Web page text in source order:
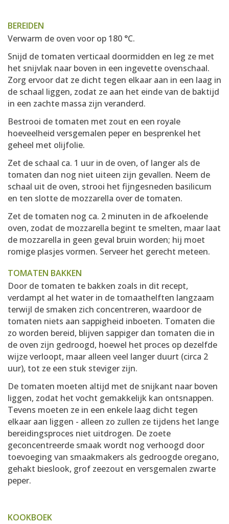
BEREIDEN
Verwarm de oven voor op 180 °C.
Snijd de tomaten verticaal doormidden en leg ze met
het snijvlak naar boven in een ingevette ovenschaal.
Zorg ervoor dat ze dicht tegen elkaar aan in een laag in
de schaal liggen, zodat ze aan het einde van de baktijd
in een zachte massa zijn veranderd.
Bestrooi de tomaten met zout en een royale
hoeveelheid versgemalen peper en besprenkel het
geheel met olijfolie.
Zet de schaal ca. 1 uur in de oven, of langer als de
tomaten dan nog niet uiteen zijn gevallen. Neem de
schaal uit de oven, strooi het fijngesneden basilicum
en ten slotte de mozzarella over de tomaten.
Zet de tomaten nog ca. 2 minuten in de afkoelende
oven, zodat de mozzarella begint te smelten, maar laat
de mozzarella in geen geval bruin worden; hij moet
romige plasjes vormen. Serveer het gerecht meteen.
TOMATEN BAKKEN
Door de tomaten te bakken zoals in dit recept,
verdampt al het water in de tomaathelften langzaam
terwijl de smaken zich concentreren, waardoor de
tomaten niets aan sappigheid inboeten. Tomaten die
zo worden bereid, blijven sappiger dan tomaten die in
de oven zijn gedroogd, hoewel het proces op dezelfde
wijze verloopt, maar alleen veel langer duurt (circa 2
uur), tot ze een stuk steviger zijn.
De tomaten moeten altijd met de snijkant naar boven
liggen, zodat het vocht gemakkelijk kan ontsnappen.
Tevens moeten ze in een enkele laag dicht tegen
elkaar aan liggen - alleen zo zullen ze tijdens het lange
bereidingsproces niet uitdrogen. De zoete
geconcentreerde smaak wordt nog verhoogd door
toevoeging van smaakmakers als gedroogde oregano,
gehakt bieslook, grof zeezout en versgemalen zwarte
peper.
KOOKBOEK